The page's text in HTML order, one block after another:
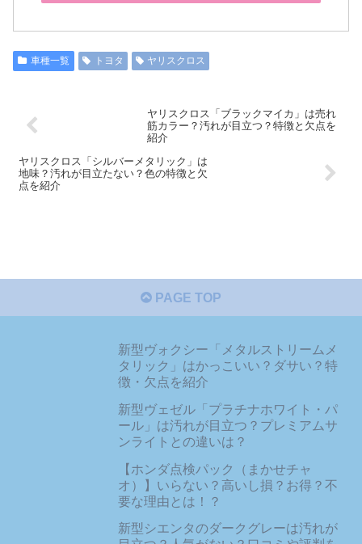
車種一覧 トヨタ ヤリスクロス
ヤリスクロス「ブラックマイカ」は売れ
筋カラー？汚れが目立つ？特徴と欠点を
紹介
ヤリスクロス「シルバーメタリック」は
地味？汚れが目立たない？色の特徴と欠
点を紹介
PAGE TOP
新型ヴォクシー「メタルストリームメ
タリック」はかっこいい？ダサい？特
徴・欠点を紹介
新型ヴェゼル「プラチナホワイト・パ
ール」は汚れが目立つ？プレミアムサ
ンライトとの違いは？
【ホンダ点検パック（まかせチャ
オ）】いらない？高いし損？お得？不
要な理由とは！？
新型シエンタのダークグレーは汚れが